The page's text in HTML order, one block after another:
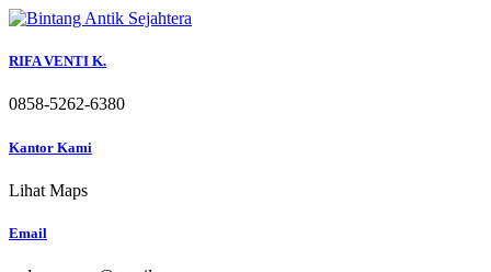
Skip
content
RIFA VENTI K.
0858-5262-6380
Kantor Kami
Lihat Maps
Email